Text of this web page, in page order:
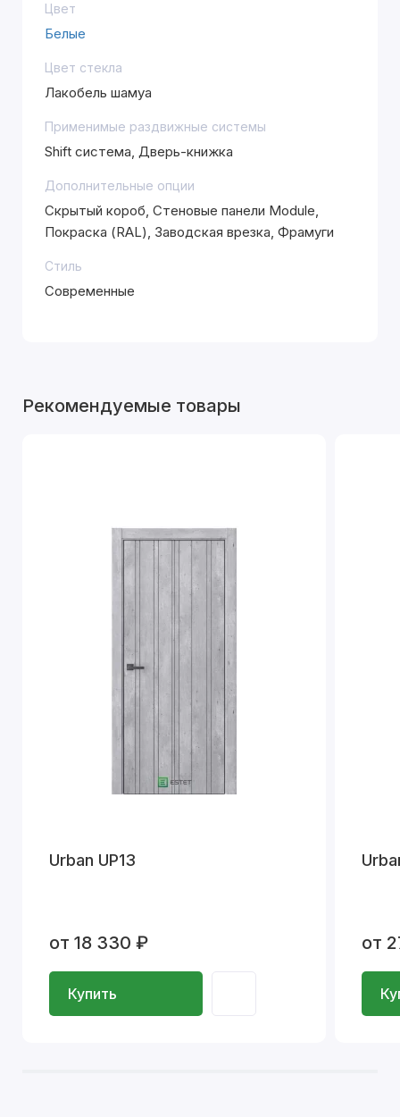
Цвет
Белые
Цвет стекла
Лакобель шамуа
Применимые раздвижные системы
Shift система, Дверь-книжка
Дополнительные опции
Скрытый короб, Стеновые панели Module,
Покраска (RAL), Заводская врезка, Фрамуги
Стиль
Современные
Рекомендуемые товары
Urban UP13
от 18 330 ₽
Купить
от